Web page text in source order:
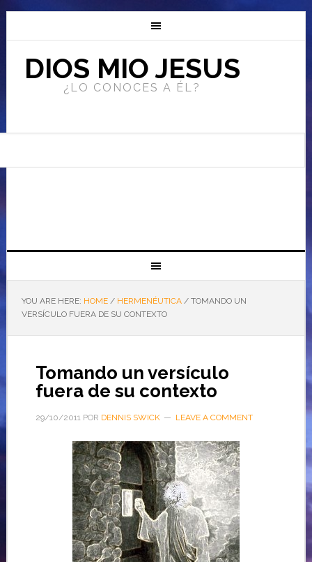
DIOS MIO JESUS
¿LO CONOCES A ÉL?
YOU ARE HERE: HOME / HERMENÉUTICA /TOMANDO UN
VERSÍCULO FUERA DE SU CONTEXTO
Tomando un versículo
fuera de su contexto
29/10/2011POR DENNIS SWICK LEAVE A COMMENT